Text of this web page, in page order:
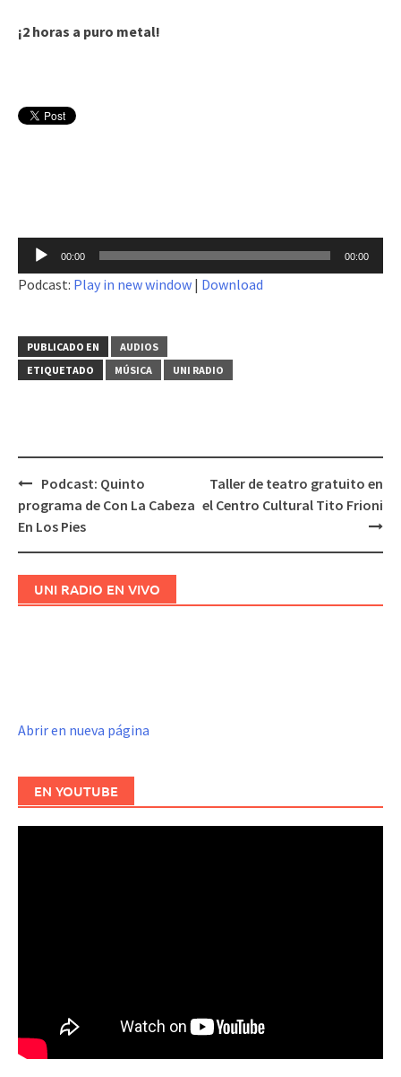
¡2 horas a puro metal!
Reproductor
de
audio
00:00 00:00
Podcast: Play in new window | Download
PUBLICADO EN
AUDIOS
ETIQUETADO
MÚSICA UNI RADIO
Navegación
de
Podcast: Quinto
programa de Con La Cabeza
En Los Pies
Taller de teatro gratuito en
el Centro Cultural Tito Frioni
UNI RADIO EN VIVO
Abrir en nueva página
EN YOUTUBE